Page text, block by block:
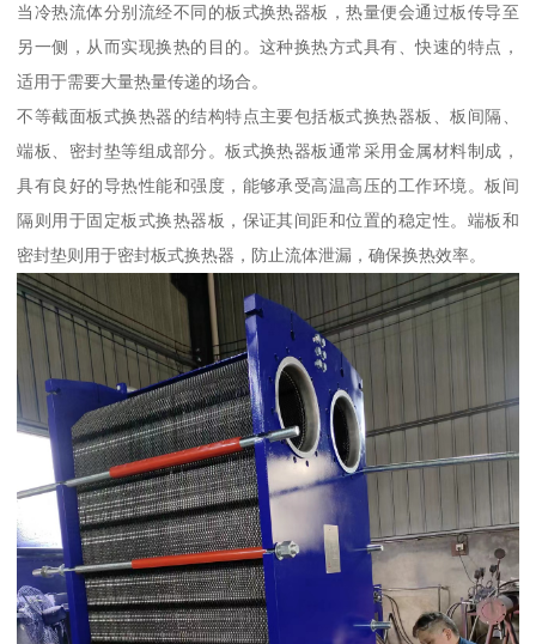
当冷热流体分别流经不同的板式换热器板，热量便会通过板传导至
另一侧，从而实现换热的目的。这种换热方式具有、快速的特点，
适用于需要大量热量传递的场合。
不等截面板式换热器的结构特点主要包括板式换热器板、板间隔、
端板、密封垫等组成部分。板式换热器板通常采用金属材料制成，
具有良好的导热性能和强度，能够承受高温高压的工作环境。板间
隔则用于固定板式换热器板，保证其间距和位置的稳定性。端板和
密封垫则用于密封板式换热器，防止流体泄漏，确保换热效率。